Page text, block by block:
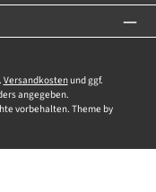
Versandkostenund ggf.
angegeben.
vorbehalten. Theme by